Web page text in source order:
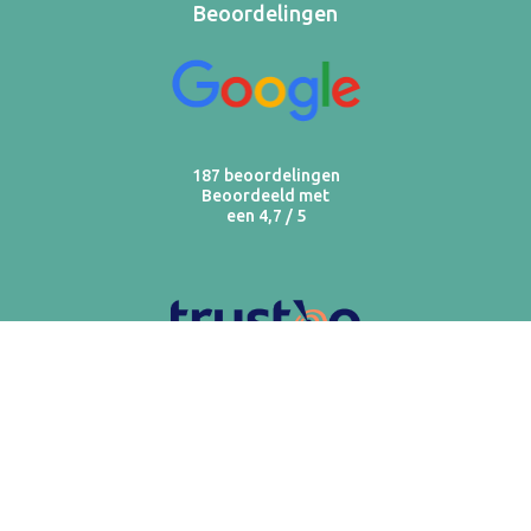
Beoordelingen
187 beoordelingen
Beoordeeld met
een 4,7 / 5